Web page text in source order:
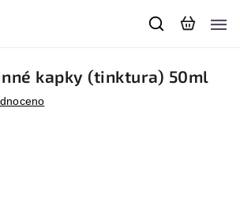
kapky (tinktura) 50ml